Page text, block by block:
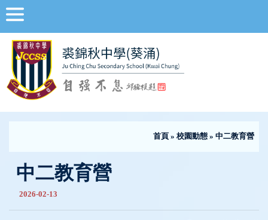
首頁 » 校園動態 » 中二教育營
中二教育營
2026-02-13